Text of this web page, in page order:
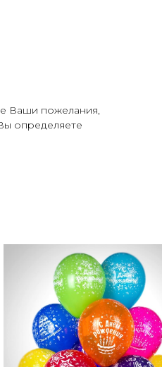
Ваши пожелания,
определяете